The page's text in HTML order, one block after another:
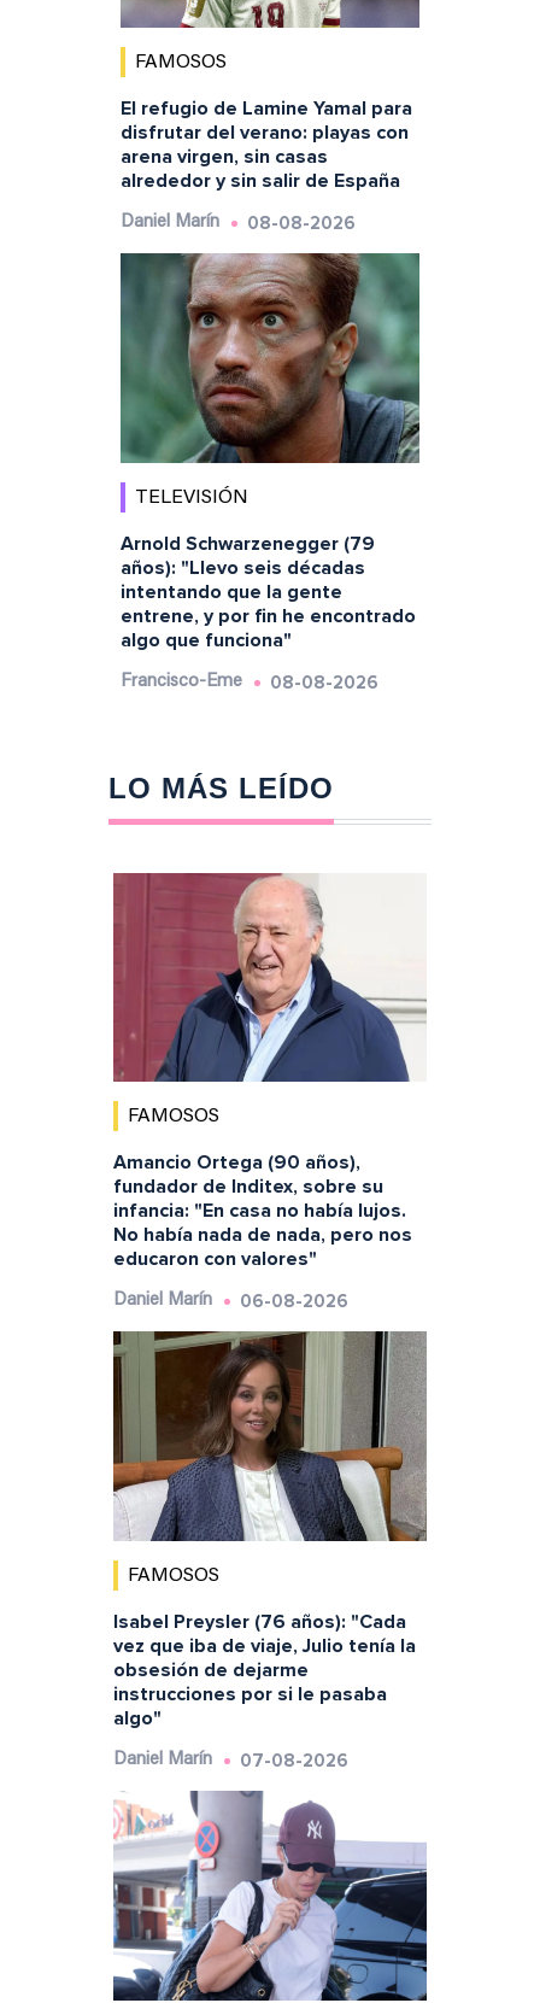
FAMOSOS
El refugio de Lamine Yamal para
disfrutar del verano: playas con
arena virgen, sin casas
alrededor y sin salir de España
Daniel Marín 08-08-2026
TELEVISIÓN
Arnold Schwarzenegger (79
años): "Llevo seis décadas
intentando que la gente
entrene, y por fin he encontrado
algo que funciona"
Francisco-Eme 08-08-2026
LO MÁS LEÍDO
FAMOSOS
Amancio Ortega (90 años),
fundador de Inditex, sobre su
infancia: "En casa no había lujos.
No había nada de nada, pero nos
educaron con valores"
Daniel Marín 06-08-2026
FAMOSOS
Isabel Preysler (76 años): "Cada
vez que iba de viaje, Julio tenía la
obsesión de dejarme
instrucciones por si le pasaba
algo"
Daniel Marín 07-08-2026